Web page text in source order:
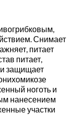
Снимает
питает
питает,
и защищает
ноготь и
нанесением
участки